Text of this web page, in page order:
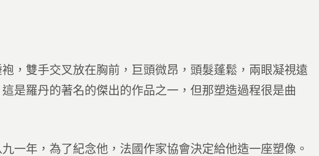
，雙手交叉放在胸前，巨頭微昂，頭髮蓬鬆，兩眼凝視遠
是羅丹的著名的傑出的作品之一，但那塑造過程很是曲
一年，為了紀念他，法國作家協會決定給他造一座塑像。